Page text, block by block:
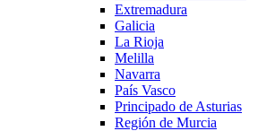
Extremadura
Galicia
La Rioja
Melilla
Navarra
País Vasco
Principado de Asturias
Región de Murcia